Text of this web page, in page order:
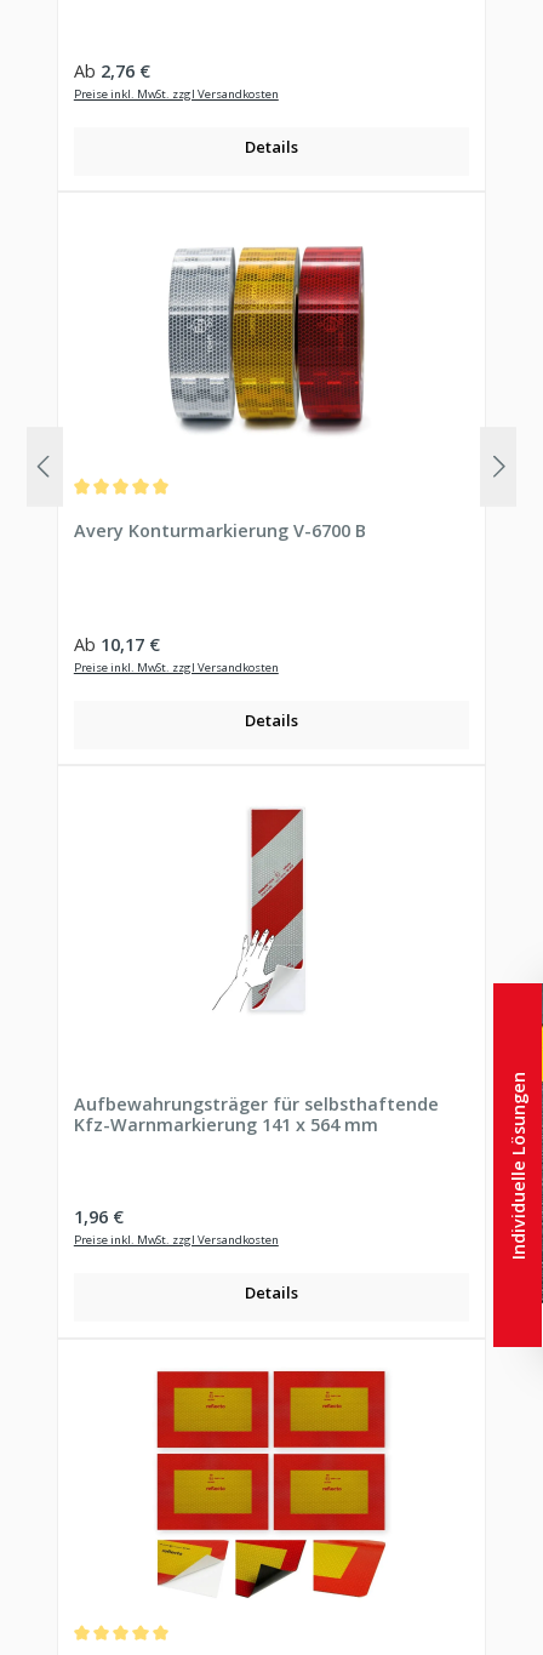
Regulärer Preis:
Ab 2,76 €
Preise inkl. MwSt. zzgl Versandkosten
Details
Avery Konturmarkierung V-6700 B
Regulärer Preis:
Ab 10,17 €
Preise inkl. MwSt. zzgl Versandkosten
Details
Aufbewahrungsträger für selbsthaftende
Kfz-Warnmarkierung 141 x 564 mm
Regulärer Preis:
1,96 €
Preise inkl. MwSt. zzgl Versandkosten
Details
Individuelle Lösungen